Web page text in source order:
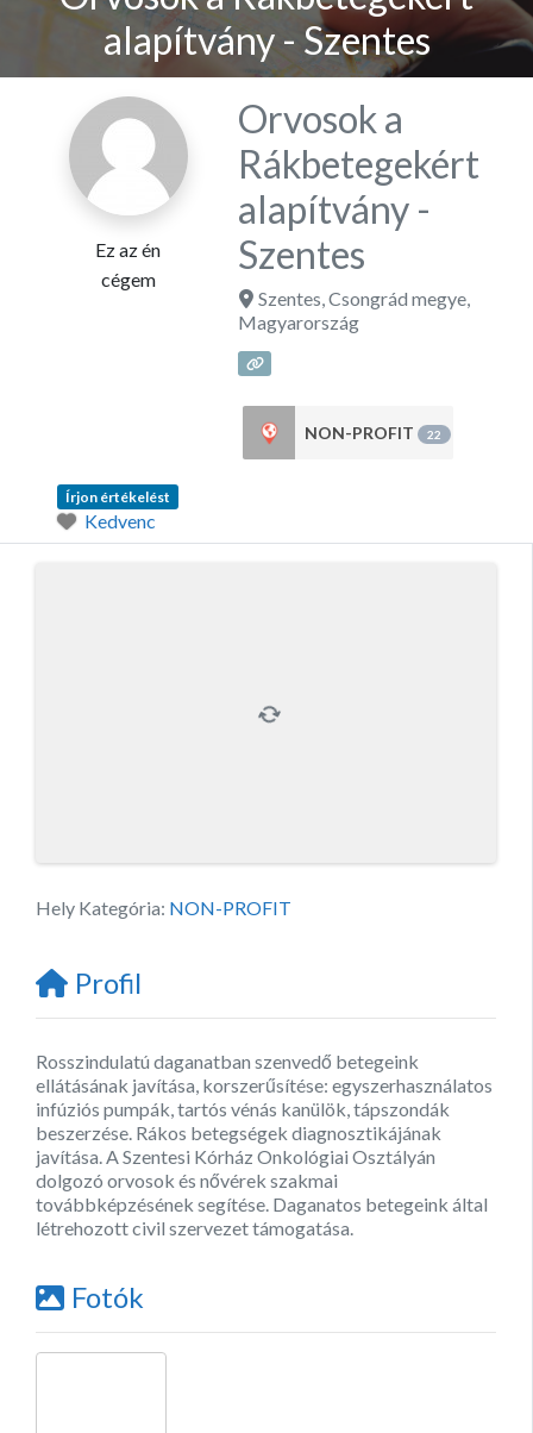
alapítvány - Szentes
Ez az én
cégem
Orvosok a
Rákbetegekért
alapítvány -
Szentes
Szentes,Csongrád megye,
Magyarország
NON-PROFIT 22
Írjon értékelést
Kedvenc
Hely Kategória: NON-PROFIT
Profil
Rosszindulatú daganatban szenvedő betegeink
ellátásának javítása, korszerűsítése: egyszerhasználatos
infúziós pumpák, tartós vénás kanülök, tápszondák
beszerzése. Rákos betegségek diagnosztikájának
javítása. A Szentesi Kórház Onkológiai Osztályán
dolgozó orvosok és nővérek szakmai
továbbképzésének segítése. Daganatos betegeink által
létrehozott civil szervezet támogatása.
Fotók